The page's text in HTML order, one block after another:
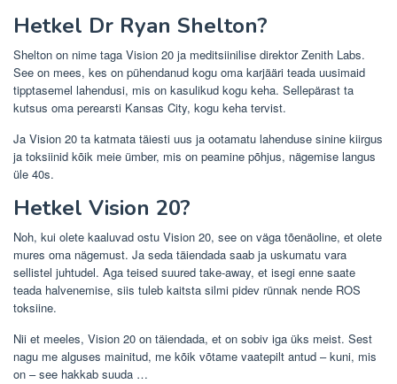
Hetkel Dr Ryan Shelton?
Shelton on nime taga Vision 20 ja meditsiinilise direktor Zenith Labs.
See on mees, kes on pühendanud kogu oma karjääri teada uusimaid
tipptasemel lahendusi, mis on kasulikud kogu keha. Sellepärast ta
kutsus oma perearsti Kansas City, kogu keha tervist.
Ja Vision 20 ta katmata täiesti uus ja ootamatu lahenduse sinine kiirgus
ja toksiinid kõik meie ümber, mis on peamine põhjus, nägemise langus
üle 40s.
Hetkel Vision 20?
Noh, kui olete kaaluvad ostu Vision 20, see on väga tõenäoline, et olete
mures oma nägemust. Ja seda täiendada saab ja uskumatu vara
sellistel juhtudel. Aga teised suured take-away, et isegi enne saate
teada halvenemise, siis tuleb kaitsta silmi pidev rünnak nende ROS
toksiine.
Nii et meeles, Vision 20 on täiendada, et on sobiv iga üks meist. Sest
nagu me alguses mainitud, me kõik võtame vaatepilt antud – kuni, mis
on – see hakkab suuda …